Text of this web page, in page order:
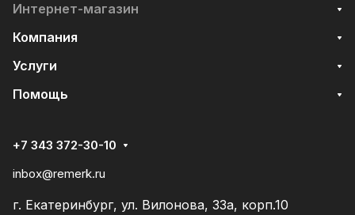
Интернет-магазин
Компания
Услуги
Помощь
+7 343 372-30-10
inbox@remerk.ru
г. Екатеринбург, ул. Вилонова, 33а, корп.10